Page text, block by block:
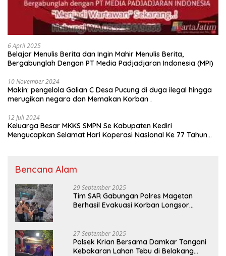
6 April 2025
Belajar Menulis Berita dan Ingin Mahir Menulis Berita,
Bergabunglah Dengan PT Media Padjadjaran Indonesia (MPI)
10 November 2024
Makin: pengelola Galian C Desa Pucung di duga ilegal hingga
merugikan negara dan Memakan Korban .
12 Juli 2024
Keluarga Besar MKKS SMPN Se Kabupaten Kediri
Mengucapkan Selamat Hari Koperasi Nasional Ke 77 Tahun
Bencana Alam
29 September 2025
Tim SAR Gabungan Polres Magetan
Berhasil Evakuasi Korban Longsor
27 September 2025
Polsek Krian Bersama Damkar Tangani
Kebakaran Lahan Tebu di Belakang